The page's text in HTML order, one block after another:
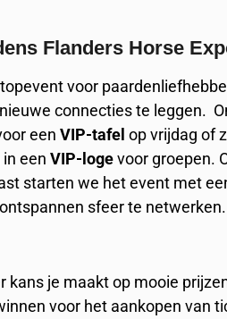
Flanders Horse
voor
connecties te leggen.
eenVIP-tafel op vrijdag of
in eenVIP-logevoor groepen.
starten we het event met
sfeer te netwerken.
kans je maakt op mooie
voor het aankopen van